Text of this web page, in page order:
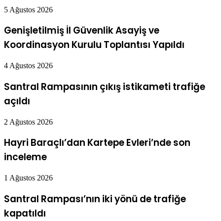
5 Ağustos 2026
Genişletilmiş İl Güvenlik Asayiş ve
Koordinasyon Kurulu Toplantısı Yapıldı
4 Ağustos 2026
Santral Rampasının çıkış istikameti trafiğe
açıldı
2 Ağustos 2026
Hayri Baraçlı’dan Kartepe Evleri’nde son
inceleme
1 Ağustos 2026
Santral Rampası’nın iki yönü de trafiğe
kapatıldı